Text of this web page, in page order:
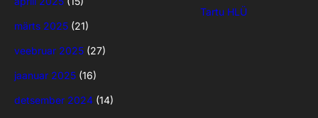
märts 2025 (21)
veebruar 2025 (27)
jaanuar 2025 (16)
detsember 2024 (14)
Tartu HLÜ